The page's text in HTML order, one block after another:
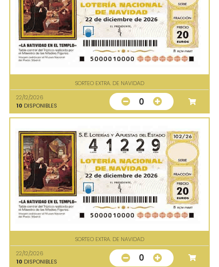
SORTEO EXTRA. DE NAVIDAD
22/12/2026
10 DISPONIBLES 0
SORTEO EXTRA. DE NAVIDAD
22/12/2026
10 DISPONIBLES 0